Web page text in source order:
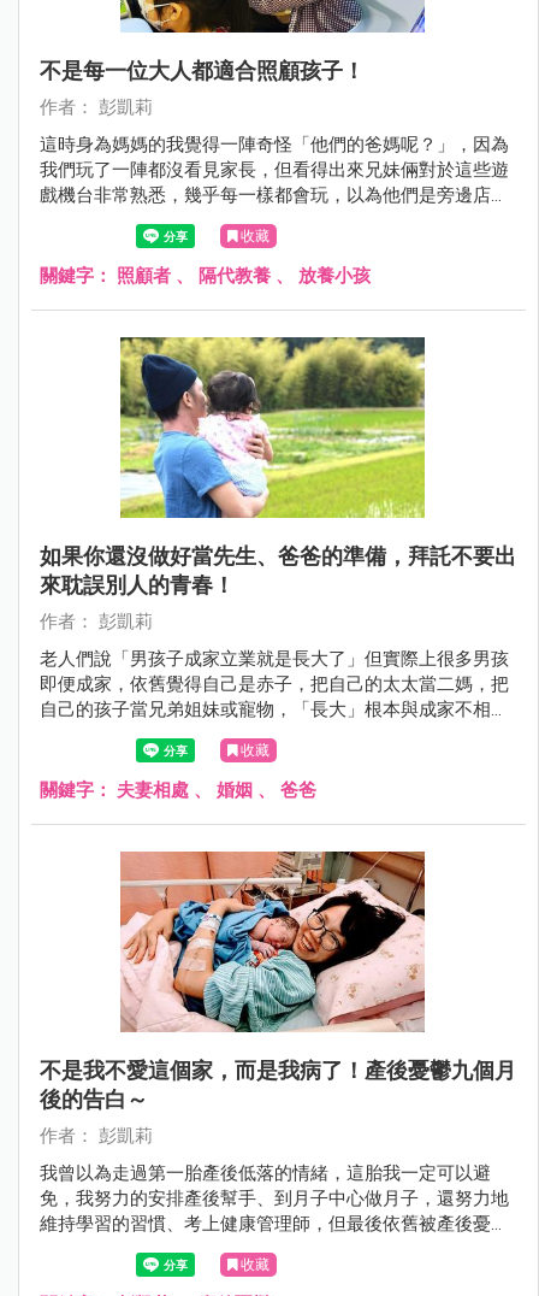
不是每一位大人都適合照顧孩子！
作者： 彭凱莉
這時身為媽媽的我覺得一陣奇怪「他們的爸媽呢？」，因為
我們玩了一陣都沒看見家長，但看得出來兄妹倆對於這些遊
戲機台非常熟悉，幾乎每一樣都會玩，以為他們是旁邊店家
的小孩，於是就跟弟弟說，如果你們想玩可以去請爸爸媽媽
來幫你投錢喔！沒想到這位小弟弟回我「阿姨妳可以給我錢
玩嗎？」我被這句話震驚了一下！但沒搞清楚狀況我還是拒
收藏
關鍵字： 照顧者 、 隔代教養 、 放養小孩
如果你還沒做好當先生、爸爸的準備，拜託不要出
來耽誤別人的青春！
作者： 彭凱莉
老人們說「男孩子成家立業就是長大了」但實際上很多男孩
即便成家，依舊覺得自己是赤子，把自己的太太當二媽，把
自己的孩子當兄弟姐妹或寵物，「長大」根本與成家不相
收藏
關鍵字： 夫妻相處 、 婚姻 、 爸爸
不是我不愛這個家，而是我病了！產後憂鬱九個月
後的告白～
作者： 彭凱莉
我曾以為走過第一胎產後低落的情緒，這胎我一定可以避
免，我努力的安排產後幫手、到月子中心做月子，還努力地
維持學習的習慣、考上健康管理師，但最後依舊被產後憂鬱
神不知鬼不覺的侵入了！
收藏